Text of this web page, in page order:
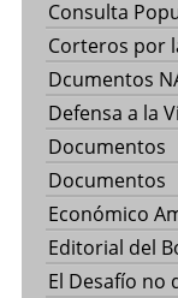
Consulta
Corteros por
Dcumentos
Defensa a la
Documentos
Documentos
Económico
Editorial del
El Desafío no